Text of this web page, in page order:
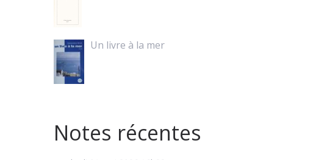
Un livre à la mer
Notes récentes